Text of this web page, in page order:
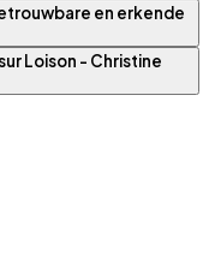
en erkende
Loison - Christine